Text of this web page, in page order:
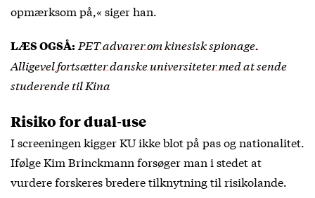
opmærksom på,« siger han.
LÆS OGSÅ: PET advarer om kinesisk spionage.
Alligevel fortsætter danske universiteter med at sende
studerende til Kina
Risiko for dual-use
I screeningen kigger KU ikke blot på pas og nationalitet.
Ifølge Kim Brinckmann forsøger man i stedet at
vurdere forskeres bredere tilknytning til risikolande.